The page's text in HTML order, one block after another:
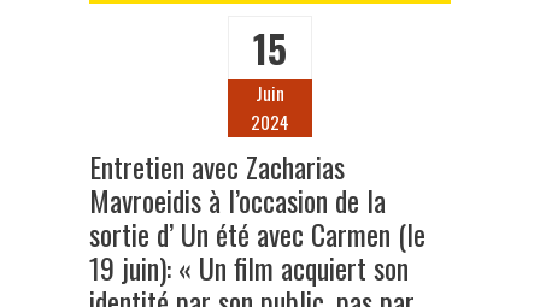
15
Juin
2024
Entretien avec Zacharias
Mavroeidis à l’occasion de la
sortie d’ Un été avec Carmen (le
19 juin): « Un film acquiert son